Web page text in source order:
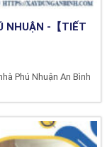
NHUẬN -【TIẾT
Phú Nhuận An Bình